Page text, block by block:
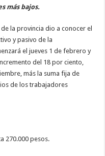
más bajos.
la provincia dio a conocer el
y pasivo de la
el jueves 1 de febrero y
del 18 por ciento,
más la suma fija de
de los trabajadores
270.000 pesos.